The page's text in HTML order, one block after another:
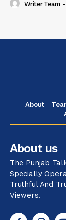
Writer Team -
About
About us
The Punjab
Specially
Truthful And
Viewers.